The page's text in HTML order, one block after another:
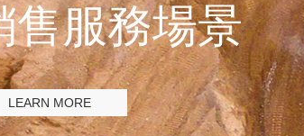
售服務場景
LEARN MORE